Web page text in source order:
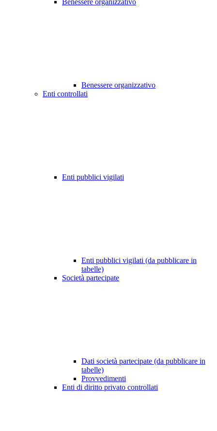
Benessere organizzativo
Benessere organizzativo
Enti controllati
Enti pubblici vigilati
Enti pubblici vigilati (da pubblicare in
tabelle)
Società partecipate
Dati società partecipate (da pubblicare in
tabelle)
Provvedimenti
Enti di diritto privato controllati